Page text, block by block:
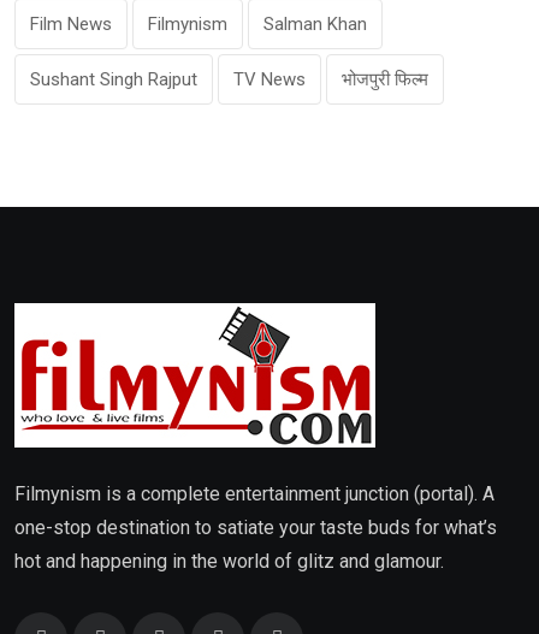
Film News Filmynism Salman Khan
Sushant Singh Rajput TV News भोजपुरी फिल्म
Filmynism is a complete entertainment junction (portal). A
one-stop destination to satiate your taste buds for what’s
hot and happening in the world of glitz and glamour.